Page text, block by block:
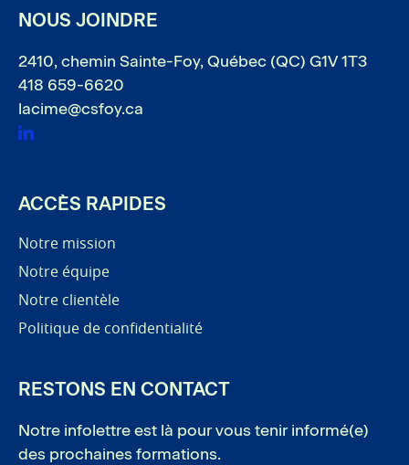
Pied de page
NOUS JOINDRE
2410, chemin Sainte-Foy, Québec (QC) G1V 1T3
418 659-6620
lacime@csfoy.ca
Linkedin
ACCÈS RAPIDES
Notre mission
Notre équipe
Notre clientèle
Politique de confidentialité
RESTONS EN CONTACT
Notre infolettre est là pour vous tenir informé(e)
des prochaines formations.